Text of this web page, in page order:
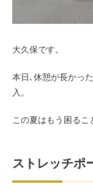
大久保です。
本日､休憩が長かっ
入。
この夏はもう困るこ
ストレッチポ